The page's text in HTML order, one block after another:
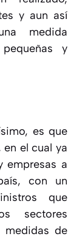
y aun así
medida
y
es que
el cual ya
empresas a
con un
que
sectores
medidas de